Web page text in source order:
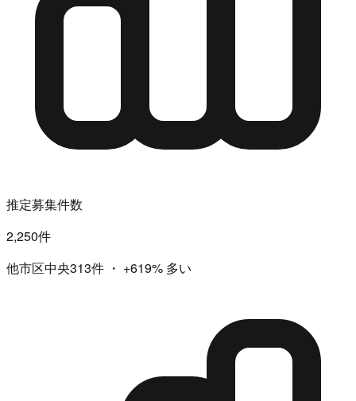
推定募集件数
2,250件
他市区中央313件 ・ +619% 多い